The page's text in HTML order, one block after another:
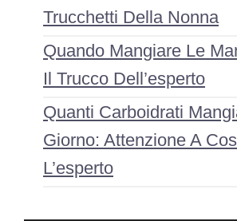
Trucchetti Della Nonna
Quando Mangiare Le
Il Trucco Dell’esperto
Quanti Carboidrati
Giorno: Attenzione A
L’esperto